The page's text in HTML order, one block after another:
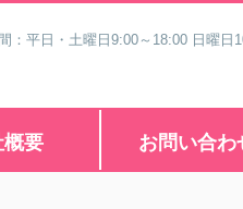
：平日・土曜日9:00～18:00 日曜
要 お問い合わ